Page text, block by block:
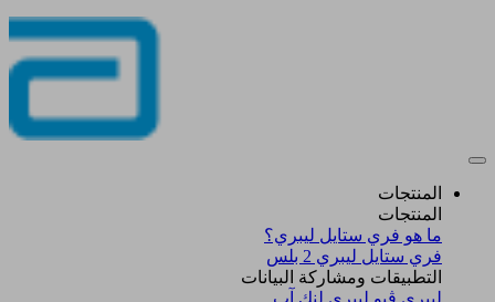
المنتجات
المنتجات
ما هو فري ستايل ليبري؟
فري ستايل ليبري 2 بلس​
التطبيقات ومشاركة البيانات
ليبري ڤيو ليبري لنك آب